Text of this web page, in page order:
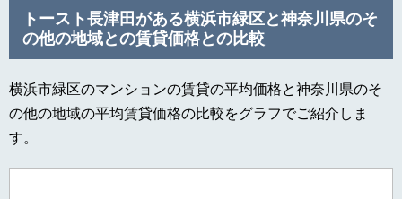
トースト長津田がある横浜市緑区と神奈川県のそ
の他の地域との賃貸価格との比較
横浜市緑区のマンションの賃貸の平均価格と神奈川県のそ
の他の地域の平均賃貸価格の比較をグラフでご紹介しま
す。